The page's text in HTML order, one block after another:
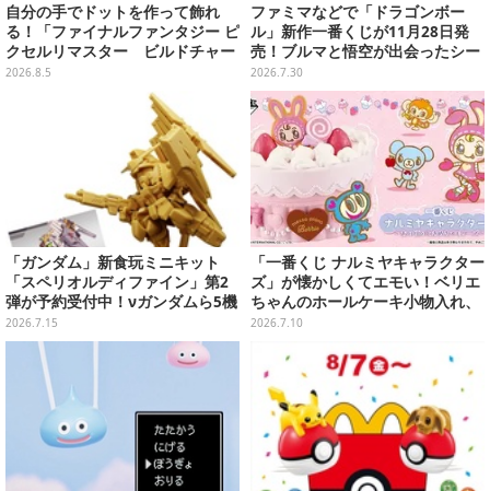
自分の手でドットを作って飾れ
る！「ファイナルファンタジー ピ
クセルリマスター ビルドチャー
ムコレクション Vol.3」が予約
2026.8.5
ファミマなどで「ドラゴンボー
ル」新作一番くじが11月28日発
売！ブルマと悟空が出会ったシー
ンや、牛魔王の車で飛び回るウー
ロンたちを立体化
2026.7.30
「ガンダム」新食玩ミニキット
「スペリオルディファイン」第2
弾が予約受付中！νガンダムら5機
体と、コレクションシール全12種
2026.7.15
「一番くじ ナルミヤキャラクター
ズ」が懐かしくてエモい！ベリエ
ちゃんのホールケーキ小物入れ、
ナカムラくんのマスコットなど全
2026.7.10